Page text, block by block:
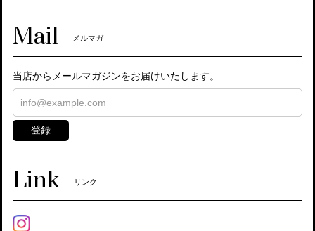
Mail メルマガ
当店からメールマガジンをお届けいたします。
登録
Link リンク